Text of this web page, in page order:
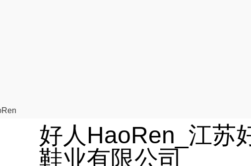
好人HaoRen_江苏
鞋业有限公司